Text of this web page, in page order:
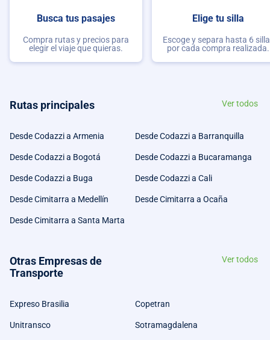
Busca tus pasajes
Compra rutas y precios para
elegir el viaje que quieras.
Elige tu silla
Escoge y separa hasta 6
por cada compra realizada.
Rutas principales Ver todos
Desde Codazzi a Armenia Desde Codazzi a Barranquilla
Desde Codazzi a Bogotá Desde Codazzi a Bucaramanga
Desde Codazzi a Buga Desde Codazzi a Cali
Desde Cimitarra a Medellín Desde Cimitarra a Ocaña
Desde Cimitarra a Santa Marta
Otras Empresas de
Transporte
Ver todos
Expreso Brasilia Copetran
Unitransco Sotramagdalena